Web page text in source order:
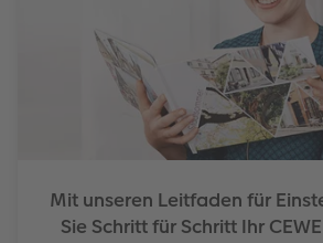
Mit unseren Leitfaden für
Sie Schritt für Schritt Ihr